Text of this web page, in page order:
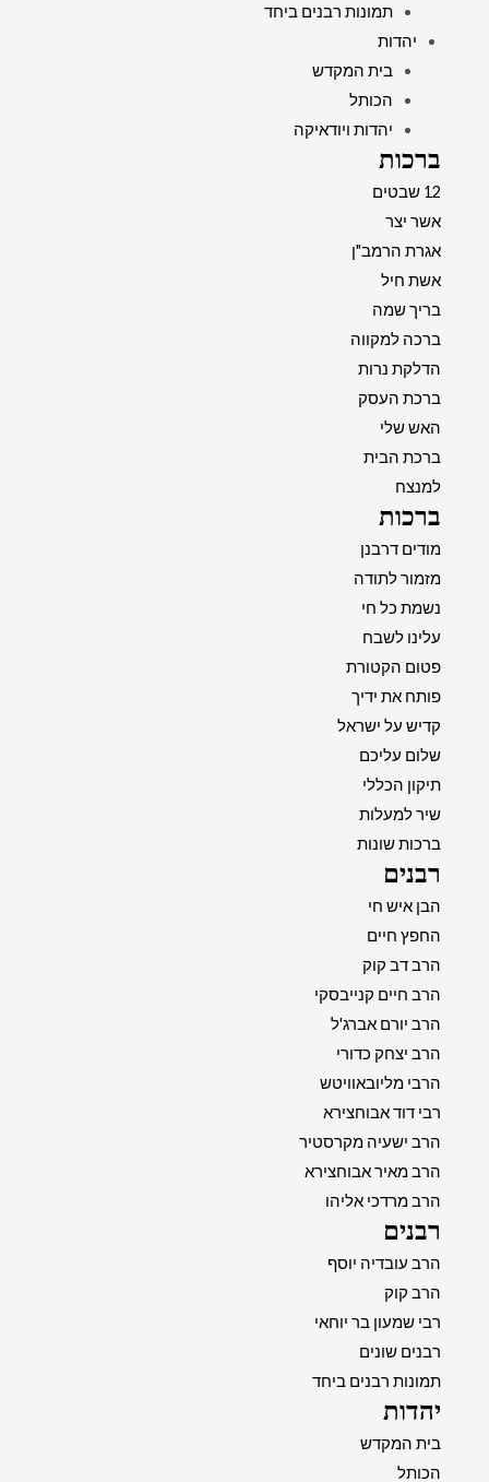
תמונות רבנים ביחד
יהדות
בית המקדש
הכותל
יהדות ויודאיקה
ברכות
12 שבטים
אשר יצר
אגרת הרמב"ן
אשת חיל
בריך שמה
ברכה למקווה
הדלקת נרות
ברכת העסק
האש שלי
ברכת הבית
למנצח
ברכות
מודים דרבנן
מזמור לתודה
נשמת כל חי
עלינו לשבח
פטום הקטורת
פותח את ידיך
קדיש על ישראל
שלום עליכם
תיקון הכללי
שיר למעלות
ברכות שונות
רבנים
הבן איש חי
החפץ חיים
הרב דב קוק
הרב חיים קנייבסקי
הרב יורם אברג'ל
הרב יצחק כדורי
הרבי מליובאוויטש
רבי דוד אבוחצירא
הרב ישעיה מקרסטיר
הרב מאיר אבוחצירא
הרב מרדכי אליהו
רבנים
הרב עובדיה יוסף
הרב קוק
רבי שמעון בר יוחאי
רבנים שונים
תמונות רבנים ביחד
יהדות
בית המקדש
הכותל